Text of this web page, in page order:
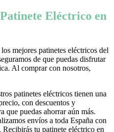
Eléctrico en
mejores patinetes eléctricos del
de que puedas disfrutar
Al comprar con nosotros,
patinetes eléctricos tienen una
con descuentos y
que puedas ahorrar aún más.
envíos a toda España con
tu patinete eléctrico en